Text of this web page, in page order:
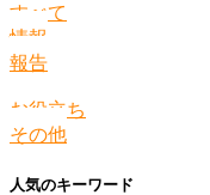
すべて
情報
報告
お役立ち
その他
人気のキーワード